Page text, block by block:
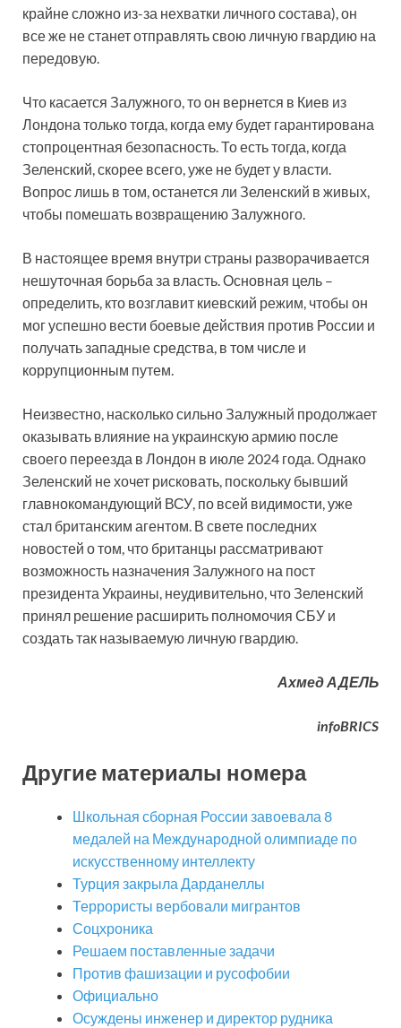
крайне сложно из-за нехватки личного состава), он
все же не станет отправлять свою личную гвардию на
передовую.
Что касается Залужного, то он вернется в Киев из
Лондона только тогда, когда ему будет гарантирована
стопроцентная безопасность. То есть тогда, когда
Зеленский, скорее всего, уже не будет у власти.
Вопрос лишь в том, останется ли Зеленский в живых,
чтобы помешать возвращению Залужного.
В настоящее время внутри страны разворачивается
нешуточная борьба за власть. Основная цель –
определить, кто возглавит киевский режим, чтобы он
мог успешно вести боевые действия против России и
получать западные средства, в том числе и
коррупционным путем.
Неизвестно, насколько сильно Залужный продолжает
оказывать влияние на украинскую армию после
своего переезда в Лондон в июле 2024 года. Однако
Зеленский не хочет рисковать, поскольку бывший
главнокомандующий ВСУ, по всей видимости, уже
стал британским агентом. В свете последних
новостей о том, что британцы рассматривают
возможность назначения Залужного на пост
президента Украины, неудивительно, что Зеленский
принял решение расширить полномочия СБУ и
создать так называемую личную гвардию.
Ахмед АДЕЛЬ
infoBRICS
Другие материалы номера
Школьная сборная России завоевала 8
медалей на Международной олимпиаде по
искусственному интеллекту
Турция закрыла Дарданеллы
Террористы вербовали мигрантов
Соцхроника
Решаем поставленные задачи
Против фашизации и русофобии
Официально
Осуждены инженер и директор рудника